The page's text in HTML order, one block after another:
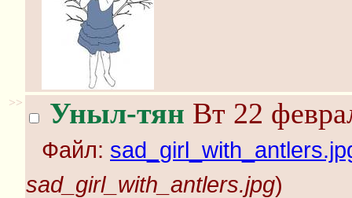
>> Уныл-тян Вт 22
Файл:
sad_girl_with_antlers.jpg)